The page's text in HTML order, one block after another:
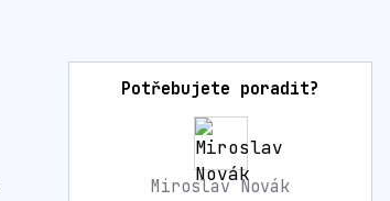
Potřebujete poradit?
Miroslav Novák